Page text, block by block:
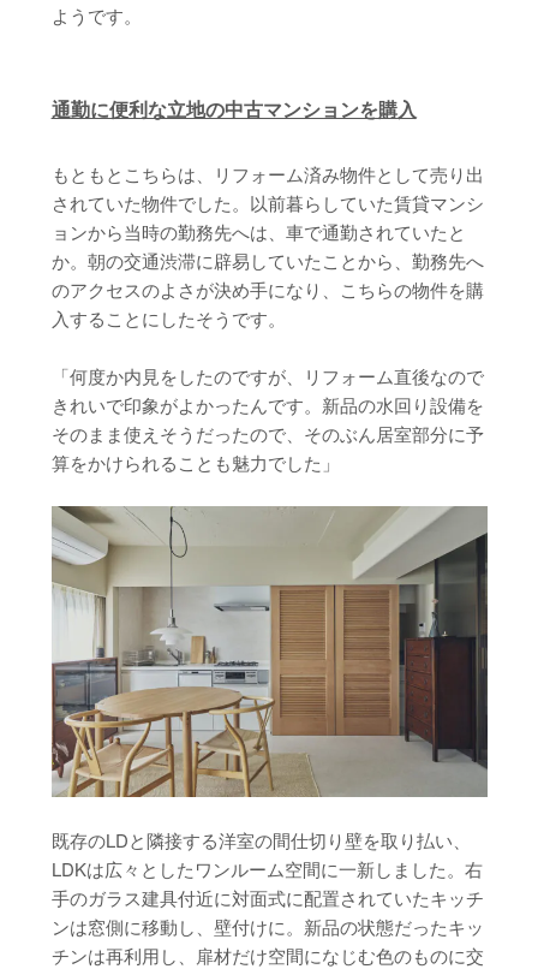
ようです。
通勤に便利な立地の中古マンションを購入
もともとこちらは、リフォーム済み物件として売り出
されていた物件でした。以前暮らしていた賃貸マンシ
ョンから当時の勤務先へは、車で通勤されていたと
か。朝の交通渋滞に辟易していたことから、勤務先へ
のアクセスのよさが決め手になり、こちらの物件を購
入することにしたそうです。
「何度か内見をしたのですが、リフォーム直後なので
きれいで印象がよかったんです。新品の水回り設備を
そのまま使えそうだったので、そのぶん居室部分に予
算をかけられることも魅力でした」
既存のLDと隣接する洋室の間仕切り壁を取り払い、
LDKは広々としたワンルーム空間に一新しました。右
手のガラス建具付近に対面式に配置されていたキッチ
ンは窓側に移動し、壁付けに。新品の状態だったキッ
チンは再利用し、扉材だけ空間になじむ色のものに交